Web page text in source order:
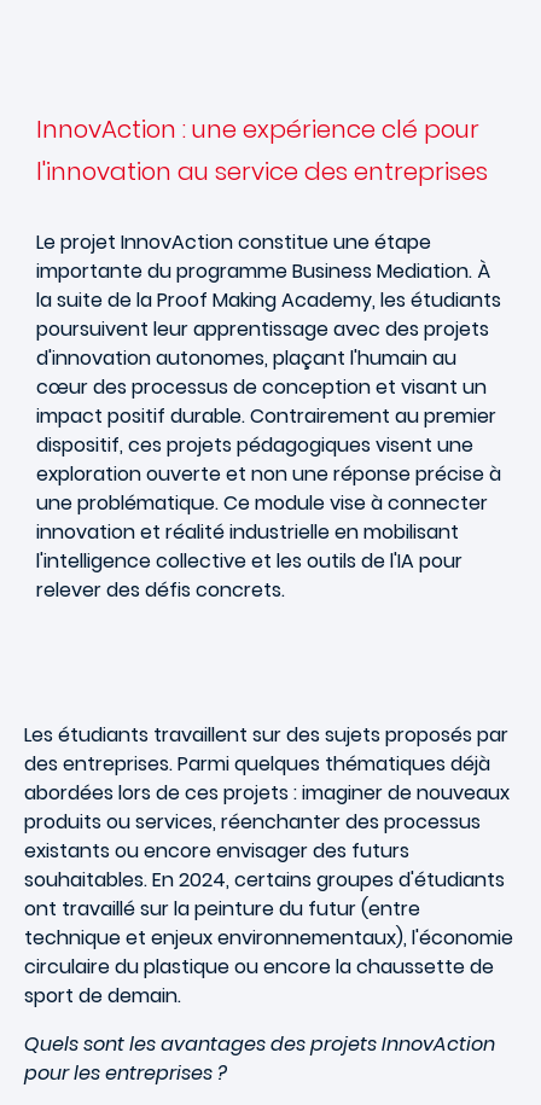
InnovAction : une expérience clé pour
l'innovation au service des entreprises
Le projet InnovAction constitue une étape
importante du programme Business Mediation. À
la suite de la Proof Making Academy, les étudiants
poursuivent leur apprentissage avec des projets
d'innovation autonomes, plaçant l'humain au
cœur des processus de conception et visant un
impact positif durable. Contrairement au premier
dispositif, ces projets pédagogiques visent une
exploration ouverte et non une réponse précise à
une problématique. Ce module vise à connecter
innovation et réalité industrielle en mobilisant
l'intelligence collective et les outils de l'IA pour
relever des défis concrets.
Les étudiants travaillent sur des sujets proposés par
des entreprises. Parmi quelques thématiques déjà
abordées lors de ces projets : imaginer de nouveaux
produits ou services, réenchanter des processus
existants ou encore envisager des futurs
souhaitables. En 2024, certains groupes d'étudiants
ont travaillé sur la peinture du futur (entre
technique et enjeux environnementaux), l'économie
circulaire du plastique ou encore la chaussette de
sport de demain.
Quels sont les avantages des projets InnovAction
pour les entreprises ?